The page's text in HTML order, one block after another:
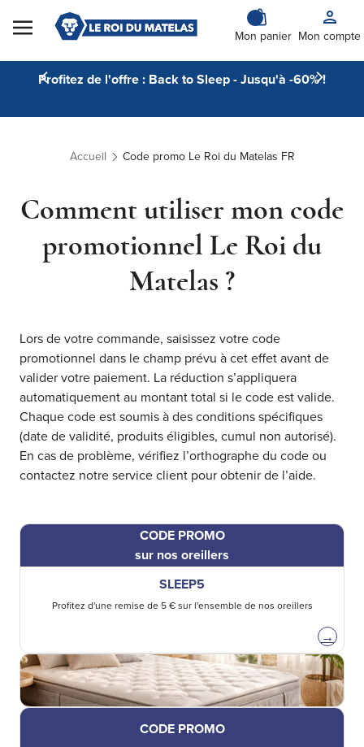
Skip to Content
Mon panier Mon compte
Profitez de l'offre : Back to Sleep - Jusqu'à -60% !
Accueil Code promo Le Roi du Matelas FR
Comment utiliser mon code
promotionnel Le Roi du
Matelas ?
Lors de votre commande, saisissez votre code
promotionnel dans le champ prévu à cet effet avant de
valider votre paiement. La réduction s’appliquera
automatiquement au montant total si le code est valide.
Chaque code est soumis à des conditions spécifiques
(date de validité, produits éligibles, cumul non autorisé).
En cas de problème, vérifiez l’orthographe du code ou
contactez notre service client pour obtenir de l’aide.
CODE PROMO
sur nos oreillers
SLEEP5
Profitez d'une remise de 5 € sur l'ensemble de nos oreillers
→
CODE PROMO